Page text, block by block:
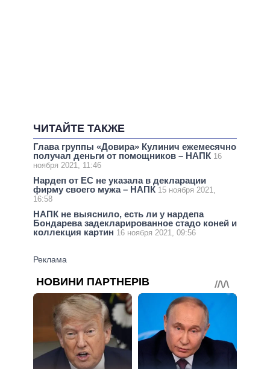
ЧИТАЙТЕ ТАКЖЕ
Глава группы «Довира» Кулинич ежемесячно
получал деньги от помощников – НАПК 16
ноября 2021, 11:46
Нардеп от ЕС не указала в декларации
фирму своего мужа – НАПК 15 ноября 2021,
16:58
НАПК не выяснило, есть ли у нардепа
Бондарева задекларированное стадо коней и
коллекция картин 16 ноября 2021, 09:56